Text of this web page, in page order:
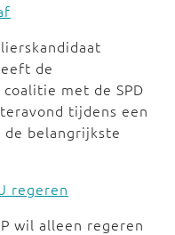
de
met de SPD
tijdens een
de belangrijkste
regeren
wil alleen regeren